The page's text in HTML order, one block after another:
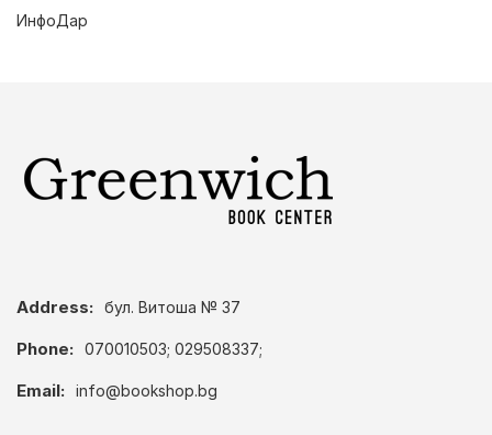
ИнфоДар
Address: бул. Витоша № 37
Phone: 070010503; 029508337;
Email: info@bookshop.bg